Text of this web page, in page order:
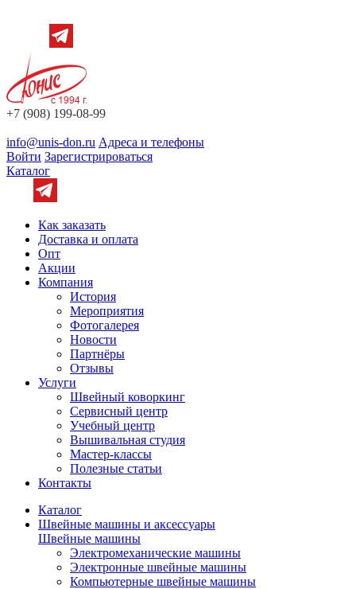
+7 (908) 199-08-99
info@unis-don.ru Адреса и телефоны
Войти Зарегистрироваться
Каталог
Как заказать
Доставка и оплата
Опт
Акции
Компания
История
Мероприятия
Фотогалерея
Новости
Партнёры
Отзывы
Услуги
Швейный коворкинг
Сервисный центр
Учебный центр
Вышивальная студия
Мастер-классы
Полезные статьи
Контакты
Каталог
Швейные машины и аксессуары
Швейные машины
Электромеханические машины
Электронные швейные машины
Компьютерные швейные машины